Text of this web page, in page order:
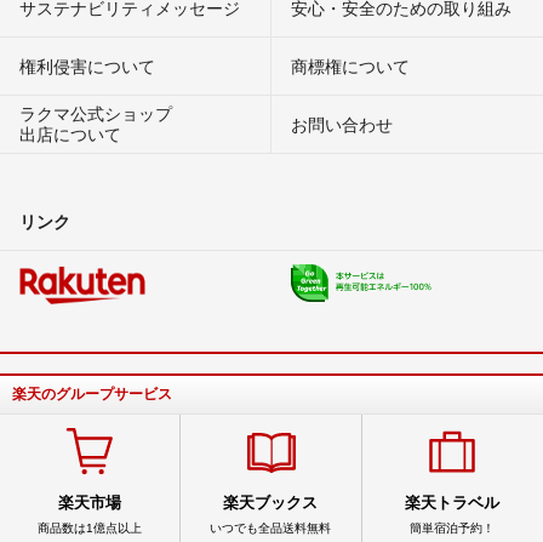
サステナビリティメッセージ 安心・安全のための取り組み
権利侵害について
商標権について
ラクマ公式ショップ
出店について
お問い合わせ
リンク
楽天のグループサービス
楽天市場
商品数は1億点以上
楽天ブックス
いつでも全品送料無料
楽天トラベル
簡単宿泊予約！